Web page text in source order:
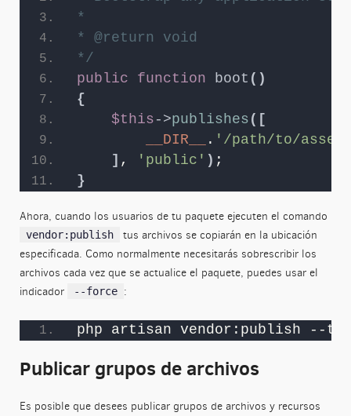
*
* @return void
*/
public
function boot ()
{
$this ->publishes ([
__DIR__
. '/path/to/
] , 'public' ) ;
}
Ahora, cuando los usuarios de tu paquete ejecuten el comando
vendor:publish
tus archivos se copiarán en la ubicación
especificada. Como normalmente necesitarás sobrescribir los
archivos cada vez que se actualice el paquete, puedes usar el
indicador
--force :
php artisan vendor:publish --
Publicar grupos de archivos
Es posible que desees publicar grupos de archivos y recursos